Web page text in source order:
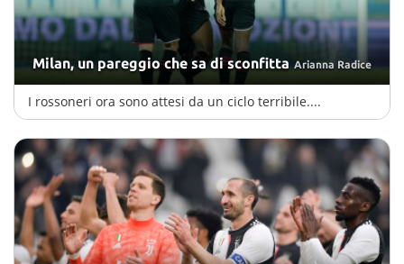
Milan, un pareggio che sa di sconfitta Arianna Radice
I rossoneri ora sono attesi da un ciclo terribile....